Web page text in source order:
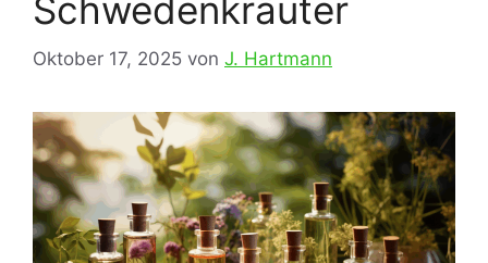
Schwedenkräuter
Oktober 17, 2025 von J. Hartmann